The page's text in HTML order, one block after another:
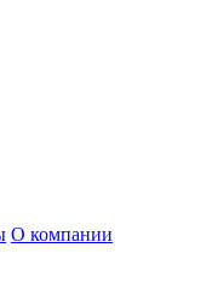
О компании